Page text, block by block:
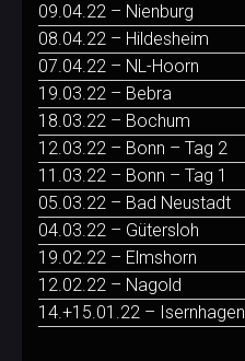
09.04.22 – Nienburg
08.04.22 – Hildesheim
07.04.22 – NL-Hoorn
19.03.22 – Bebra
18.03.22 – Bochum
12.03.22 – Bonn – Tag 2
11.03.22 – Bonn – Tag 1
05.03.22 – Bad Neustadt
04.03.22 – Gütersloh
19.02.22 – Elmshorn
12.02.22 – Nagold
14.+15.01.22 – Isernhagen